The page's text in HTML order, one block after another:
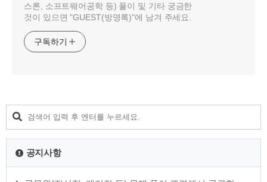
스론, 소프트웨어공학 등) 풀이 및 기타 궁금한
것이 있으면 "GUEST(방명록)"에 남겨 주세요.
구독하기
공지사항